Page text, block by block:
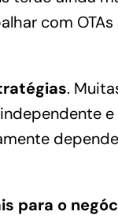
com
.
para o